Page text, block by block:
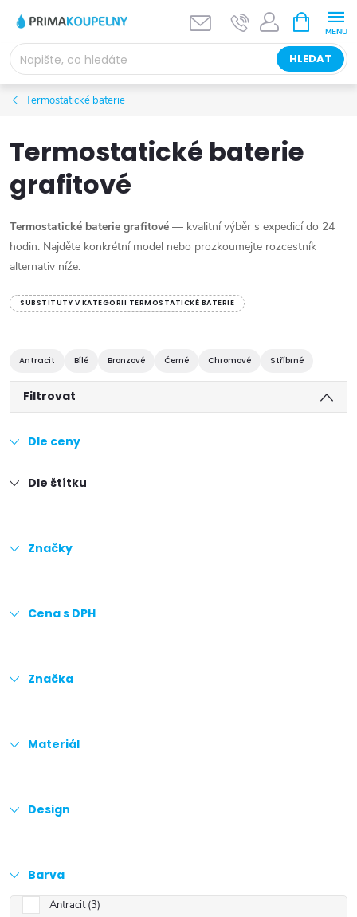
obsah
HLEDAT
NÁKUPNÍ
KOŠÍK
Termostatické baterie
Termostatické baterie
grafitové
Termostatické baterie grafitové — kvalitní výběr s expedicí do 24
hodin. Najděte konkrétní model nebo prozkoumejte rozcestník
alternativ níže.
SUBSTITUTY V KATEGORII TERMOSTATICKÉ BATERIE
Antracit Bílé Bronzové Černé Chromové Stříbrné
Filtrovat
Dle ceny
Dle štítku
Značky
Cena s DPH
Značka
Materiál
Design
Barva
Antracit 3